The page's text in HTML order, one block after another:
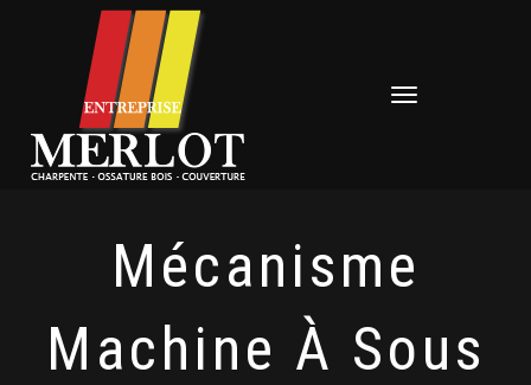
Déplier
Mécanisme
Machine À Sous